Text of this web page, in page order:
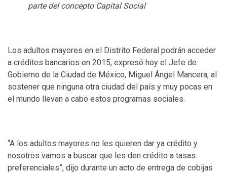
parte del concepto Capital Social
Los adultos mayores en el Distrito Federal podrán acceder
a créditos bancarios en 2015, expresó hoy el Jefe de
Gobierno de la Ciudad de México, Miguel Ángel Mancera, al
sostener que ninguna otra ciudad del país y muy pocas en
el mundo llevan a cabo estos programas sociales.
“A los adultos mayores no les quieren dar ya crédito y
nosotros vamos a buscar que les den crédito a tasas
preferenciales”, dijo durante un acto de entrega de cobijas